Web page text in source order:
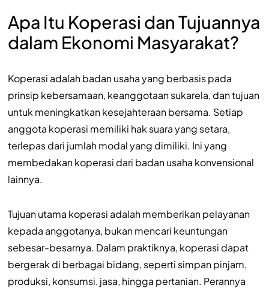
Apa Itu Koperasi dan Tujuannya
dalam Ekonomi Masyarakat?
Koperasi adalah badan usaha yang berbasis pada
prinsip kebersamaan, keanggotaan sukarela, dan tujuan
untuk meningkatkan kesejahteraan bersama. Setiap
anggota koperasi memiliki hak suara yang setara,
terlepas dari jumlah modal yang dimiliki. Ini yang
membedakan koperasi dari badan usaha konvensional
lainnya.
Tujuan utama koperasi adalah memberikan pelayanan
kepada anggotanya, bukan mencari keuntungan
sebesar-besarnya. Dalam praktiknya, koperasi dapat
bergerak di berbagai bidang, seperti simpan pinjam,
produksi, konsumsi, jasa, hingga pertanian. Perannya